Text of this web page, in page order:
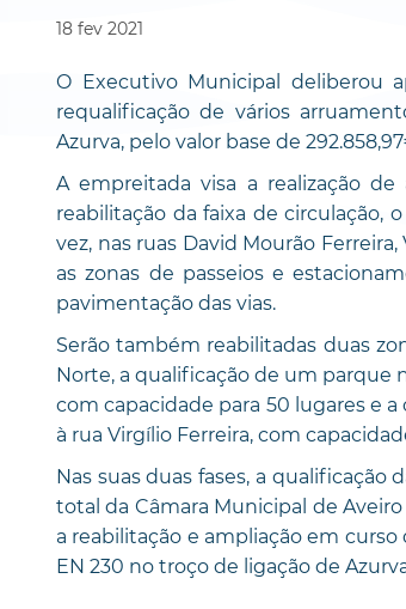
18 fev 2021
O Executivo Municipal deliberou
requalificação de vários
Azurva, pelo valor base de
A empreitada visa a realização
reabilitação da faixa de circulação,
vez, nas ruas David Mourão
as zonas de passeios e
pavimentação das vias.
Serão também reabilitadas duas
Norte, a qualificação de um parque
com capacidade para 50 lugares e
à rua Virgílio Ferreira, com
Nas suas duas fases, a
total da Câmara Municipal de
a reabilitação e ampliação em curso
EN 230 no troço de ligação de